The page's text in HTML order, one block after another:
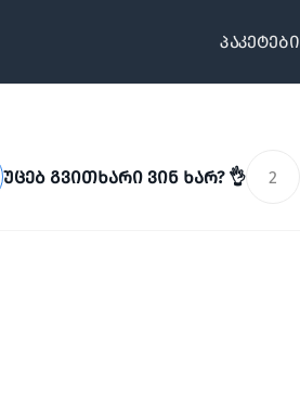
პაკეტები
უცებ გვითხარი ვინ ხარ? 👌 2